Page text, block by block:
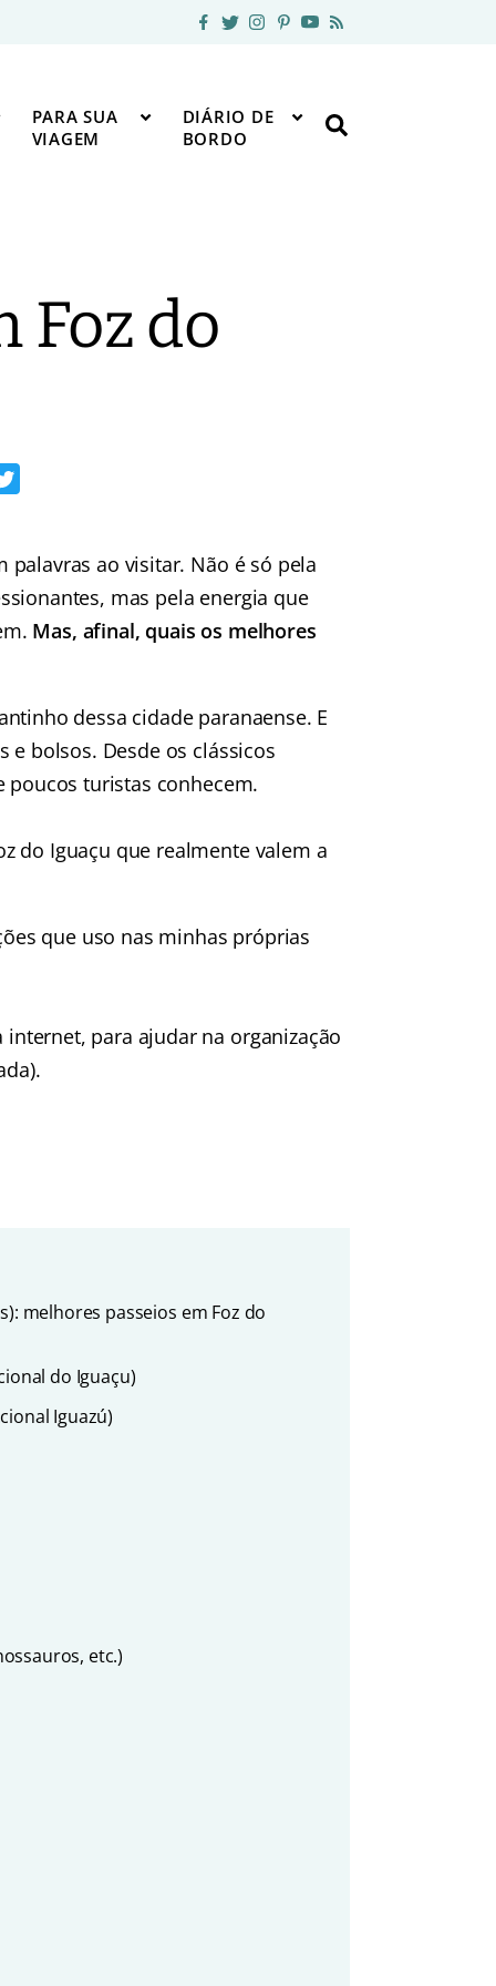
PARA SUA
VIAGEM
DIÁRIO DE
BORDO
Foz do
palavras ao visitar. Não é só pela
mas pela energia que
Mas, afinal, quais os melhores
dessa cidade paranaense. E
bolsos. Desde os clássicos
poucos turistas conhecem.
do Iguaçu que realmente valem a
que uso nas minhas próprias
para ajudar na organização
melhores passeios em Foz do
do Iguaçu)
Iguazú)
etc.)